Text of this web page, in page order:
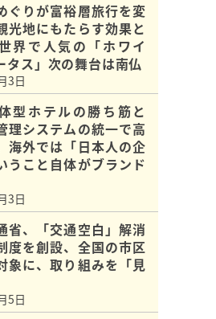
ぐりが富裕層旅行を変
光地にもたらす効果と
界で人気の「ホワイ
タス」次の舞台は南仏
3日
型ホテルの勝ち筋と
システムの統一で高
海外では「日本人の企
うこと自体がブランド
3日
省、「交通空白」解消
度を創設、全国の市区
象に、取り組みを「見
5日